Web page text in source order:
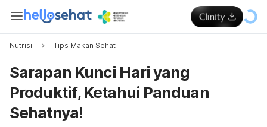
Nutrisi Tips Makan Sehat
Sarapan Kunci Hari yang
Produktif, Ketahui Panduan
Sehatnya!